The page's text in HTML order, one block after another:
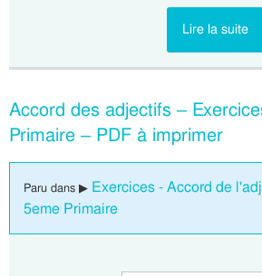
Lire la suite
Accord des adjectifs –
Primaire – PDF à imprimer
Paru dans ▶ Exercices - Accord de
5eme Primaire